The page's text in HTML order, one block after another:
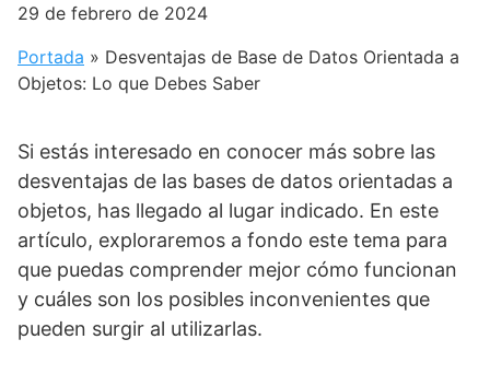
29 de febrero de 2024
Portada » Desventajas de Base de Datos Orientada a
Objetos: Lo que Debes Saber
Si estás interesado en conocer más sobre las
desventajas de las bases de datos orientadas a
objetos, has llegado al lugar indicado. En este
artículo, exploraremos a fondo este tema para
que puedas comprender mejor cómo funcionan
y cuáles son los posibles inconvenientes que
pueden surgir al utilizarlas.